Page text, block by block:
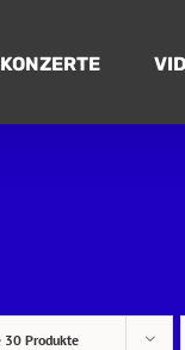
KONZERTE
30 Produkte